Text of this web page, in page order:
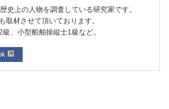
史上の人物を調査している研究家です。
取材させて頂いております。
、小型船舶操縦士1級など。